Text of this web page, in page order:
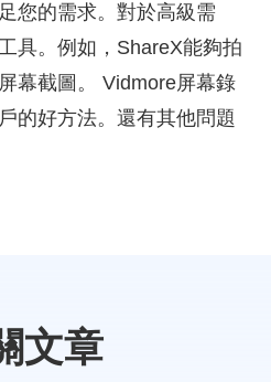
您的需求。對於高級需
具。例如，ShareX能夠拍
幕截圖。 Vidmore屏幕錄
的好方法。還有其他問題
文章